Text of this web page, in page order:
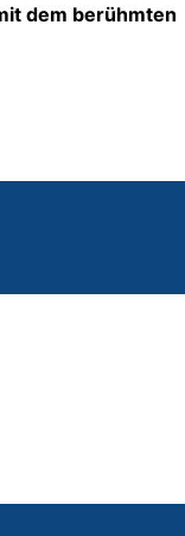
dem berühmten